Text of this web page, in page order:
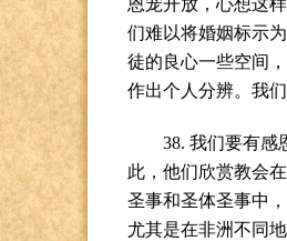
们难以将婚姻标示
徒的良心一些空间
作出个人分辨。我
38. 我们要有感
此，他们欣赏教会
圣事和圣体圣事中
尤其是在非洲不同